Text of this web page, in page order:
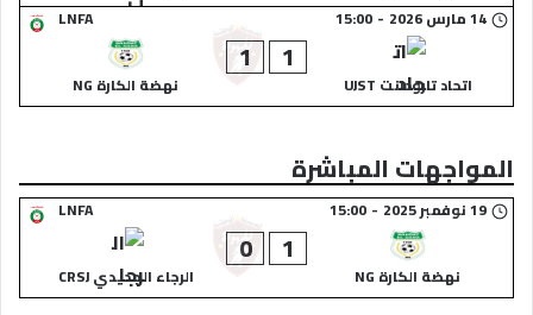
LNFA
14 مارس 2026 -
15:00
اتحاد تارودانت UJST
1
1
نهضة الكارة NG
المواجهات المباشرة
LNFA 19 نوفمبر 2025 -
15:00
نهضة الكارة NG
1
0
الرجاء الجديدي CRSJ